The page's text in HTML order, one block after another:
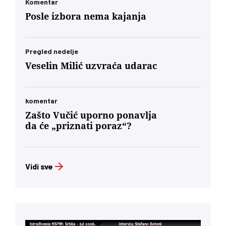
verovatno nositi veću političku težinu od glasa
Mađara u Subotici. To jeste politički škakljivo,
usidrena u 21. vek – svesno odvojena od
toksične prošlosti koja nam je trovala društvo
Posle izbora nema kajanja
Pregled nedelje
Veselin Milić uzvraća udarac
komentar
Zašto Vučić uporno ponavlja
da će „priznati poraz“?
Vidi sve